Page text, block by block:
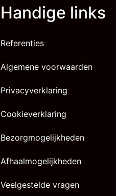
Handige links
Referenties
Algemene voorwaarden
Privacyverklaring
Cookieverklaring
Bezorgmogelijkheden
Afhaalmogelijkheden
Veelgestelde vragen